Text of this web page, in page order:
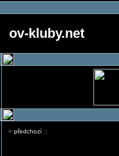
ov-kluby.net
< předchozí::